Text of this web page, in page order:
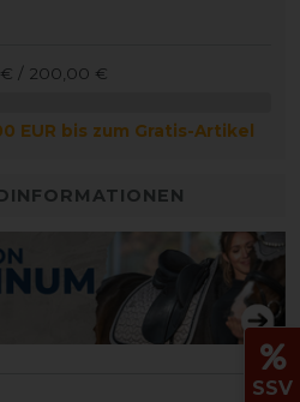
/ 200,00 €
EUR bis zum Gratis-Artikel
SSV